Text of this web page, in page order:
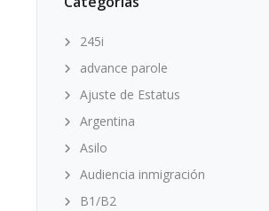
245i
advance parole
Ajuste de Estatus
Argentina
Asilo
Audiencia inmigración
B1/B2